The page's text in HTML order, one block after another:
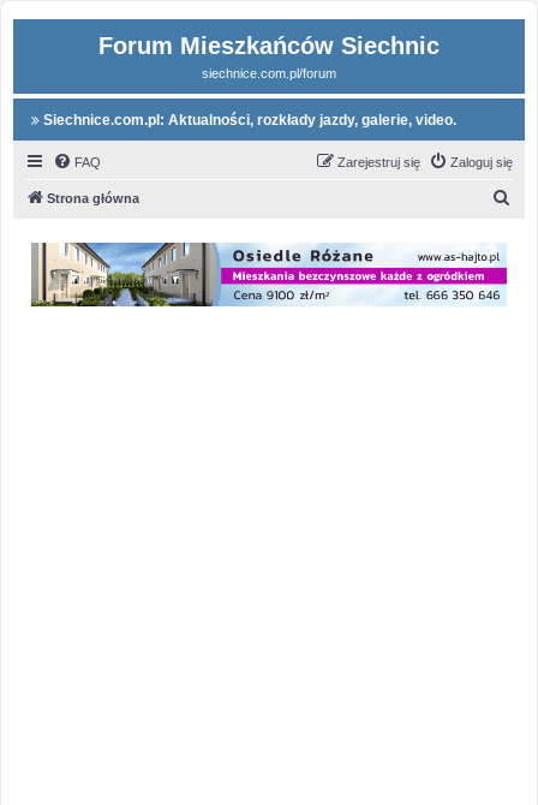
Forum Mieszkańców Siechnic
siechnice.com.pl/forum
Siechnice.com.pl: Aktualności, rozkłady jazdy, galerie, video.
FAQ Zaloguj się
Zarejestruj się
Strona główna